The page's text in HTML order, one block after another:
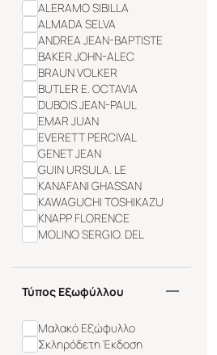
ALERAMO SIBILLA
ALMADA SELVA
ANDREA JEAN-BAPTISTE
BAKER JOHN-ALEC
BRAUN VOLKER
BUTLER E. OCTAVIA
DUBOIS JEAN-PAUL
EMAR JUAN
EVERETT PERCIVAL
GENET JEAN
GUIN URSULA. LE
KANAFANI GHASSAN
KAWAGUCHI TOSHIKAZU
KNAPP FLORENCE
MOLINO SERGIO. DEL
NELSON AZUMAH CALEB
PEACE DAVID
SKESLIEN-CHARLES JANET
VARGAS-LLOSA MARIO
(NOBEL 2010)
Τύπος Εξωφύλλου
Μαλακό Εξώφυλλο
Σκληρόδετη Έκδοση